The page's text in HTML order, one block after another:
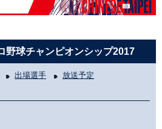
野球チャンピオンシップ2017
出場選手 放送予定